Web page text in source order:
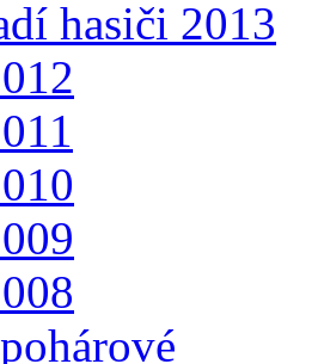
hasiči 2013